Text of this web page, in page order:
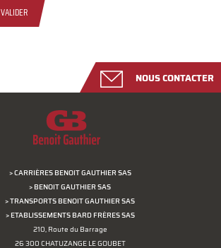
VALIDER
NOUS CONTACTER
> CARRIÈRES BENOIT GAUTHIER SAS
> BENOIT GAUTHIER SAS
> TRANSPORTS BENOIT GAUTHIER SAS
> ETABLISSEMENTS BARD FRÈRES SAS
210, Route du Barrage
26 300 CHATUZANGE LE GOUBET